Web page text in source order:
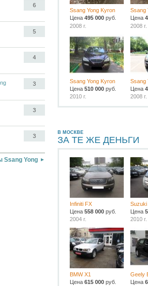
6
5
4
3
3
3
Ssang Yong
Ssang Yong Kyron
Цена495 000 руб.
2008 г.
Ssang
Цена
2008 г.
Ssang Yong Kyron
Цена510 000 руб.
2010 г.
Ssang
Цена
2008 г.
В МОСКВЕ
ЗА ТЕ ЖЕ ДЕНЬГИ
Infiniti FX
Цена558 000 руб.
2004 г.
Suzuki
Цена
2010 г.
BMW X1
Цена615 000 руб.
Geely
Цена